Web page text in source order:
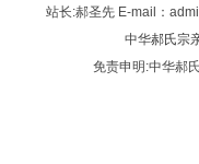
站长:郝圣先 E-mail：
中华郝氏宗
免责申明:中华郝